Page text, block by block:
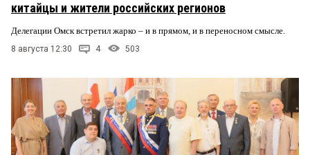
китайцы и жители российских регионов
Делегации Омск встретил жарко – и в прямом, и в переносном смысле.
8 августа 12:30 4 503